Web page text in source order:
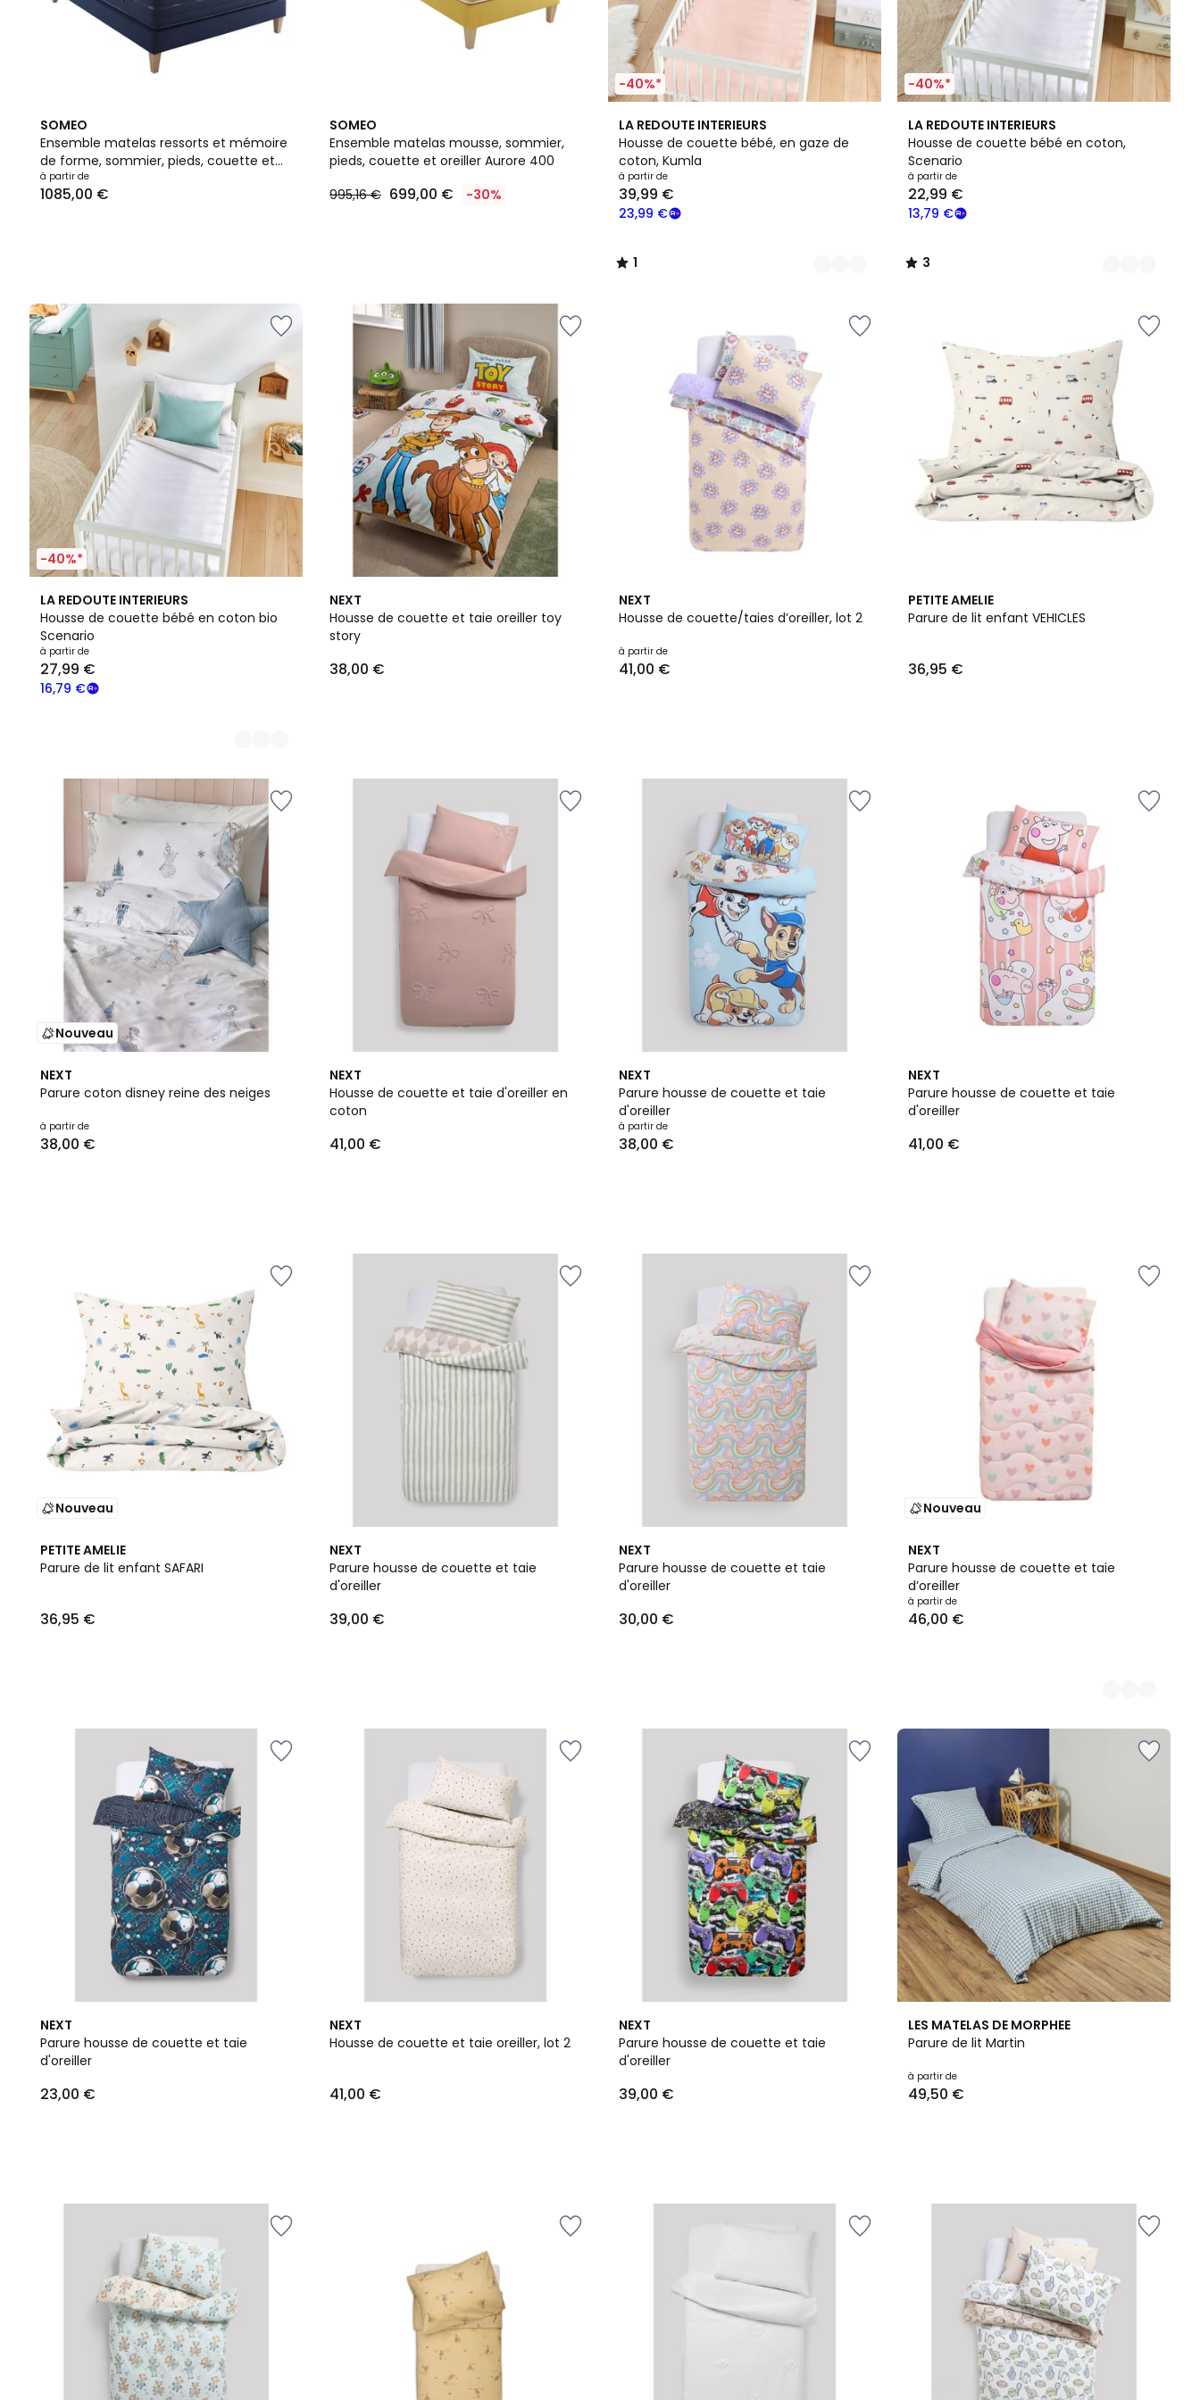
SOMEO
Ensemble matelas ressorts et mémoire
de forme, sommier, pieds, couette et
oreiller Rêve 500
Prix
à
à partir de
1085,00 €
SOMEO
Ensemble matelas mousse, sommier,
pieds, couette et oreiller Aurore 400
995,16 € 699,00 € -30%
-40%*
LA REDOUTE INTERIEURS
Housse de couette bébé, en gaze de
coton, Kumla
à partir de
23,99 €
39,99 €
1
/
5
4
Couleurs
1
/
-40%*
LA REDOUTE INTERIEURS
Housse de couette bébé en coton,
Scenario
à partir de
13,79 €
22,99 €
3
/
5
5
Couleurs
3
/
-40%*
LA REDOUTE INTERIEURS
Housse de couette bébé en coton bio
Scenario
à partir de
16,79 €
27,99 €
4
Couleurs
NEXT
Housse de couette et taie oreiller toy
story
38,00 €
NEXT
Housse de couette/taies d’oreiller, lot 2
à partir de
41,00 €
PETITE AMELIE
Parure de lit enfant VEHICLES
36,95 €
Nouveau
NEXT
Parure coton disney reine des neiges
à partir de
38,00 €
NEXT
Housse de couette et taie d'oreiller en
coton
41,00 €
NEXT
Parure housse de couette et taie
d'oreiller
à partir de
38,00 €
NEXT
Parure housse de couette et taie
d'oreiller
41,00 €
Nouveau
PETITE AMELIE
Parure de lit enfant SAFARI
36,95 €
NEXT
Parure housse de couette et taie
d'oreiller
39,00 €
NEXT
Parure housse de couette et taie
d'oreiller
30,00 €
Nouveau
NEXT
Parure housse de couette et taie
d’oreiller
à partir de
46,00 €
3
Couleurs
NEXT
Parure housse de couette et taie
d'oreiller
23,00 €
NEXT
Housse de couette et taie oreiller, lot 2
41,00 €
NEXT
Parure housse de couette et taie
d'oreiller
39,00 €
LES MATELAS DE MORPHEE
Parure de lit Martin
à partir de
49,50 €